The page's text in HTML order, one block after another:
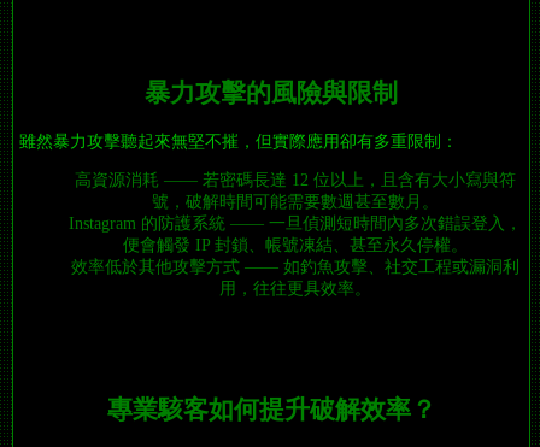
暴力攻擊的風險與限制
雖然暴力攻擊聽起來無堅不摧，但實際應用卻有多重限制：
高資源消耗 —— 若密碼長達 12 位以上，且含有大小寫與符
號，破解時間可能需要數週甚至數月。
Instagram 的防護系統 —— 一旦偵測短時間內多次錯誤登入，
便會觸發 IP 封鎖、帳號凍結、甚至永久停權。
效率低於其他攻擊方式 —— 如釣魚攻擊、社交工程或漏洞利
用，往往更具效率。
專業駭客如何提升破解效率？